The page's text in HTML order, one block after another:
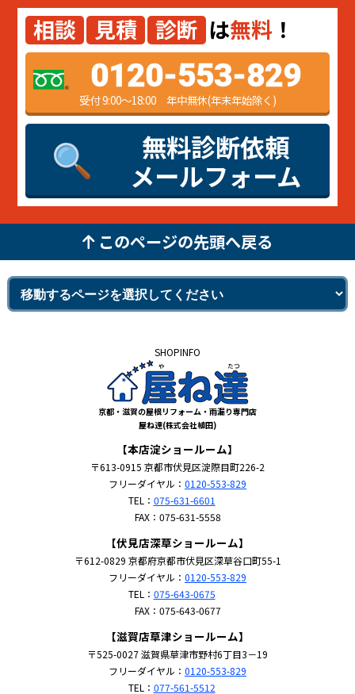
相談 見積 診断 は無料 ！
0120-553-829
受付 9:00～18:00 年中無休(年末年始除く)
無料診断依頼
メールフォーム
このページの先頭へ戻る
SHOPINFO
京都・滋賀の屋根リフォーム・雨漏り専門店
屋ね達(株式会社植田)
【本店淀ショールーム】
〒613-0915 京都市伏見区淀際目町226-2
フリーダイヤル： 0120-553-829
TEL： 075-631-6601
FAX：075-631-5558
【伏見店深草ショールーム】
〒612-0829 京都府京都市伏見区深草谷口町55-1
フリーダイヤル： 0120-553-829
TEL： 075-643-0675
FAX：075-643-0677
【滋賀店草津ショールーム】
〒525-0027 滋賀県草津市野村6丁目3－19
フリーダイヤル： 0120-553-829
TEL： 077-561-5512